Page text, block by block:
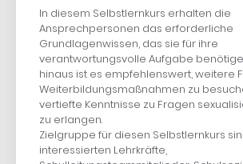
In diesem Selbstlernkurs erhalten die
Ansprechpersonen das erforderliche
Grundlagenwissen, das sie für ihre
verantwortungsvolle Aufgabe
hinaus ist es empfehlenswert, weitere
Weiterbildungsmaßnahmen zu
vertiefte Kenntnisse zu Fragen
zu erlangen.
Zielgruppe für diesen Selbstlernkurs
interessierten Lehrkräfte,